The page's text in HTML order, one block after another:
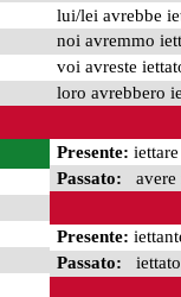
lui/lei avrebbe
noi avremmo
voi avreste
loro avrebbero
Presente: iettare
Passato: avere
Presente:
Passato: iettato